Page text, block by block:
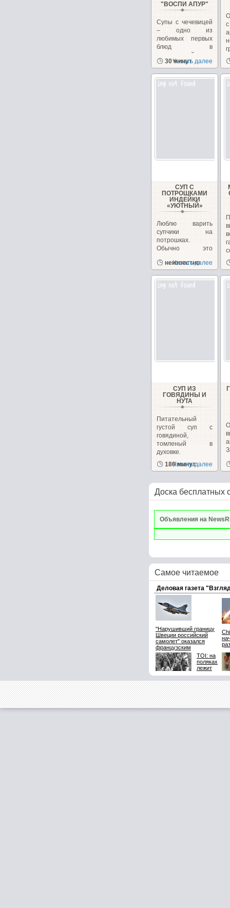
"ВОСПИ АПУР"
Супы с чечевицей
– одно из
любимых первых
блюд в
закавказской
кухне, в Армении...
30 минут
Читать далее
СУП С
ПОТРОШКАМИ
ИНДЕЙКИ
«УЮТНЫЙ»
Люблю варить
супчики на
потрошках.
Обычно это
сегодня у меня
неизвестно
Читать далее
СУП ИЗ
ГОВЯДИНЫ И
НУТА
Питательный
густой суп с
говядиной,
томленый в
духовке.
180 минут
Читать далее
Доска бесплатных
Объявления на
Самое читаемое